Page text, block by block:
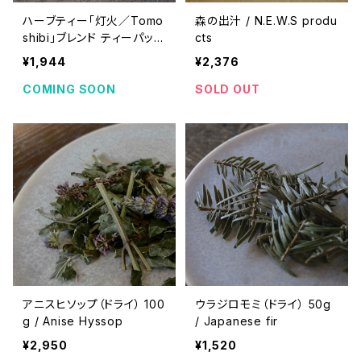
ハーブティー「灯火／Tomo
shibi」ブレンド ティーパック
20個入り
¥1,944
COMING SOON
森の出汁 / N.E.W.S produ
cts
¥2,376
SOLD OUT
アニスヒソップ（ドライ） 100
g / Anise Hyssop
¥2,950
ウラジロモミ（ドライ） 50g
/ Japanese fir
¥1,520